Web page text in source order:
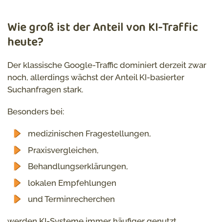
Wie groß ist der Anteil von KI-Traffic
heute?
Der klassische Google-Traffic dominiert derzeit zwar
noch, allerdings wächst der Anteil KI-basierter
Suchanfragen stark.
Besonders bei:
medizinischen Fragestellungen,
Praxisvergleichen,
Behandlungserklärungen,
lokalen Empfehlungen
und Terminrecherchen